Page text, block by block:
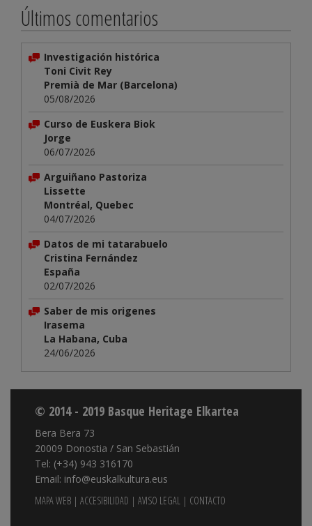
Últimos comentarios
Investigación histórica
Toni Civit Rey
Premià de Mar (Barcelona)
05/08/2026
Curso de Euskera Biok
Jorge
06/07/2026
Arguiñano Pastoriza
Lissette
Montréal, Quebec
04/07/2026
Datos de mi tatarabuelo
Cristina Fernández
España
02/07/2026
Saber de mis origenes
Irasema
La Habana, Cuba
24/06/2026
© 2014 - 2019 Basque Heritage Elkartea
Bera Bera 73
20009 Donostia / San Sebastián
Tel: (+34) 943 316170
Email: info@euskalkultura.eus
MAPA WEB | ACCESIBILIDAD | AVISO LEGAL | CONTACTO